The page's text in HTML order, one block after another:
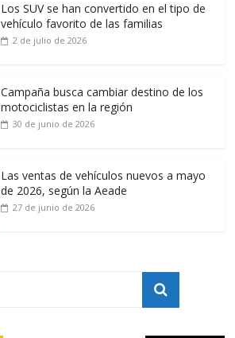
Los SUV se han convertido en el tipo de
vehículo favorito de las familias
2 de julio de 2026
Campaña busca cambiar destino de los
motociclistas en la región
30 de junio de 2026
Las ventas de vehículos nuevos a mayo
de 2026, según la Aeade
27 de junio de 2026